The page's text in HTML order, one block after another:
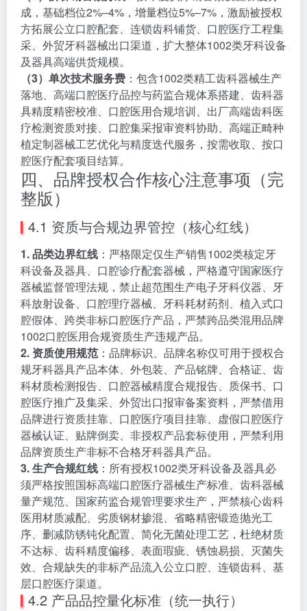
成，基础档位2%–4%，增量档位5%–7%，激励被授权
方拓展公立口腔配套、连锁齿科铺货、口腔医疗工程集
采、外贸牙科器械出口渠道，扩大整体1002类牙科设备
及器具高端供货规模。
（3）单次技术服务费 ：包含1002类精工齿科器械生产
落地、高端口腔医疗品控与药监合规体系搭建、齿科器
具精度精密校准、口腔医用合规培训、出厂高端齿科医
疗检测资质对接、口腔集采报审资料协助、高端正畸种
植定制器械工艺优化与精度迭代服务，按需收取、按口
腔医疗配套项目结算。
四、品牌授权合作核心注意事项（完
整版）
4.1 资质与合规边界管控（核心红线）
1. 品类边界红线 ：严格限定仅生产销售1002类核定牙
科设备及器具、口腔诊疗配套器械，严格遵守国家医疗
器械监督管理法规，禁止超范围生产电子牙科仪器、牙
科放射设备、口腔理疗器械、牙科耗材药剂、植入式口
腔假体、跨类非标口腔医疗产品，严禁跨品类混用品牌
1002口腔医用合规资质生产违规产品。
2. 资质使用规范 ：品牌标识、品牌名称仅可用于授权合
规牙科器具产品本体、外包装、产品铭牌、合格证、齿
科材质检测报告、口腔器械精度合规报告、质保书、口
腔医疗推广及集采、外贸出口报审备案资料，严禁借用
品牌进行资质挂靠、口腔医疗项目挂靠、虚假口腔医疗
器械认证、贴牌倒卖、非授权产品套标使用，严禁利用
品牌资质生产非标不合格牙科器具产品。
3. 生产合规红线 ：所有授权1002类牙科设备及器具必
须严格按照国标高端口腔医疗器械生产标准、齿科器械
量产规范、国家药监合规管理要求生产，严禁核心齿科
医用材质减配、劣质钢材掺混、省略精密锻造抛光工
序、删减防锈钝化配置、简化无菌处理工艺，杜绝材质
不达标、齿科精度偏移、表面瑕疵、锈蚀易损、灭菌失
效、合规缺失的非标产品流入公立口腔、连锁齿科、基
层口腔医疗渠道。
4.2 产品品控量化标准（统一执行）